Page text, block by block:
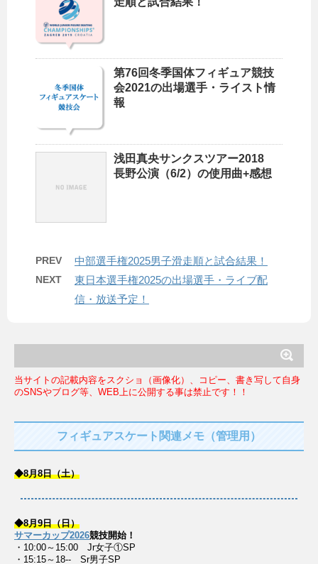
第76回冬季国体フィギュア競技
会2021の出場選手・ライスト情
報
浅田真央サンクスツアー2018
長野公演（6/2）の使用曲+感想
PREV 中部選手権2025男子滑走順と試合結果！
NEXT
東日本選手権2025の出場選手・ライブ配
信・放送予定！
当サイトの記載内容をスクショ（画像化）、コピー、書き写して自身
のSNSやブログ等、WEB上に公開する事は禁止です！！
フィギュアスケート関連メモ（管理用）
◆8月8日（土）
◆8月9日（日）
サマーカップ2026競技開始！
・10:00～15:00 Jr女子①SP
・15:15～18-- Sr男子SP